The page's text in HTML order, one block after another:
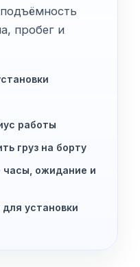
пробег и
работы
груз на борту
часы, ожидание и
установки